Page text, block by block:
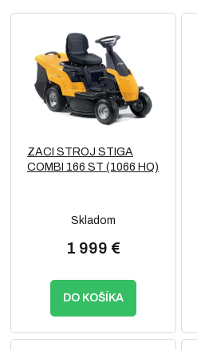
p
V
ZACI STROJ STIGA
COMBI 166 ST (1066 HQ)
Skladom
1 999 €
DO KOŠÍKA